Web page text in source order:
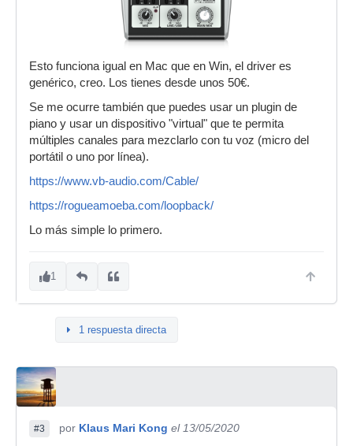
Esto funciona igual en Mac que en Win, el driver es
genérico, creo. Los tienes desde unos 50€.
Se me ocurre también que puedes usar un plugin de
piano y usar un dispositivo "virtual" que te permita
múltiples canales para mezclarlo con tu voz (micro del
portátil o uno por línea).
https://www.vb-audio.com/Cable/
https://rogueamoeba.com/loopback/
Lo más simple lo primero.
1
1 respuesta directa
#3 por Klaus Mari Kong el 13/05/2020